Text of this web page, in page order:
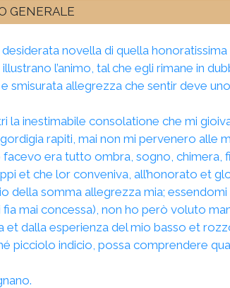
GENERALE
novella di quella
l’animo, tal che egli rimane in
allegrezza che sentir deve
inestimabile consolatione che mi
rapiti, mai non mi pervenero alle
era tutto ombra, sogno,
et che lor conveniva, all’honorato et
somma allegrezza mia;
mai concessa), non ho però voluto
et dalla esperienza del mio basso et
picciolo indicio, possa comprendere